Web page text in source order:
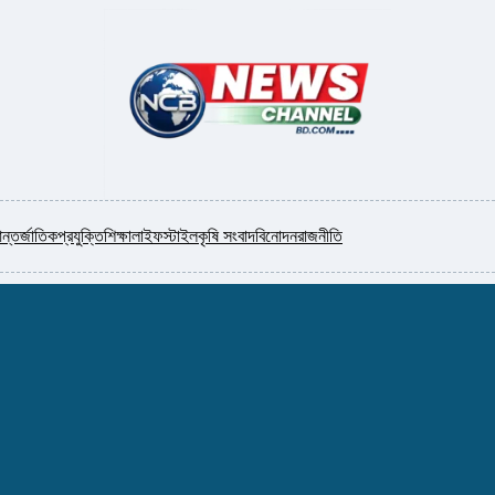
প্রযুক্তিশিক্ষালাইফস্টাইলকৃষি সংবাদবিনোদনরাজনীতি